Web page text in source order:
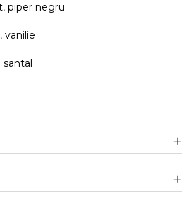
piper negru
vanilie